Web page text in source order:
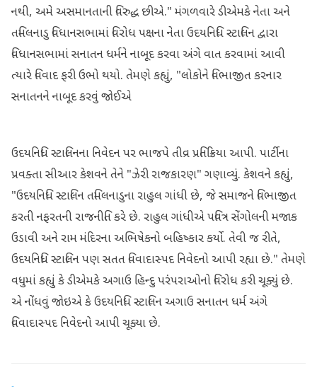
નથી, અમે અસમાનતાની વિરુદ્ધ છીએ." મંગળવારે ડીએમકે નેતા અને
તમિલનાડુ વિધાનસભામાં વિરોધ પક્ષના નેતા ઉદયનિધિ સ્ટાલિન દ્વારા
વિધાનસભામાં સનાતન ધર્મને નાબૂદ કરવા અંગે વાત કરવામાં આવી
ત્યારે વિવાદ ફરી ઉભો થયો. તેમણે કહ્યું, "લોકોને વિભાજીત કરનાર
સનાતનને નાબૂદ કરવું જોઈએ
ઉદયનિધિ સ્ટાલિનના નિવેદન પર ભાજપે તીવ્ર પ્રતિક્રિયા આપી. પાર્ટીના
પ્રવક્તા સીઆર કેશવને તેને "ઝેરી રાજકારણ" ગણાવ્યું. કેશવને કહ્યું,
"ઉદયનિધિ સ્ટાલિન તમિલનાડુના રાહુલ ગાંધી છે, જે સમાજને વિભાજીત
કરતી નફરતની રાજનીતિ કરે છે. રાહુલ ગાંધીએ પવિત્ર સેંગોલની મજાક
ઉડાવી અને રામ મંદિરના અભિષેકનો બહિષ્કાર કર્યો. તેવી જ રીતે,
ઉદયનિધિ સ્ટાલિન પણ સતત વિવાદાસ્પદ નિવેદનો આપી રહ્યા છે." તેમણે
વધુમાં કહ્યું કે ડીએમકે અગાઉ હિન્દુ પરંપરાઓનો વિરોધ કરી ચૂક્યું છે.
એ નોંધવું જોઇએ કે ઉદયનિધિ સ્ટાલિન અગાઉ સનાતન ધર્મ અંગે
વિવાદાસ્પદ નિવેદનો આપી ચૂક્યા છે.